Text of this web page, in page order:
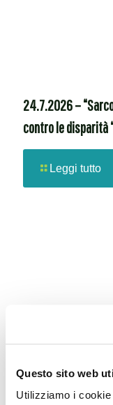
Questo sito web
Utilizziamo i
24.7.2026 –
contro le disparità
Leggi tutto
22.6.2026 –
che assieme ad
corsia: ‘Ha saputo